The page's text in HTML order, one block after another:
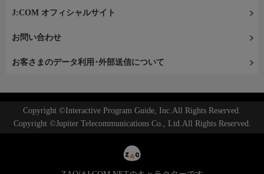
J:COM オフィシャルサイト
お問い合わせ
お客さまのデータ利用･外部送信について
Copyright ©Interactive Program Guide, Inc.All Rights Reserved.
Copyright ©Jupiter Telecommunications Co., Ltd.All Rights Reserved.